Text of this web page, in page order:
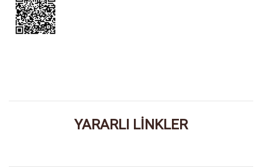
YARARLI LİNKLER